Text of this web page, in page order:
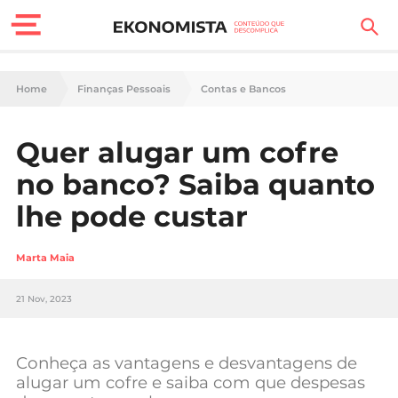
Finanças Pessoais
Carreira
Casa
Lifestyle
Sociedade
Negócios
Home Finanças Pessoais Contas e Bancos
Quer alugar um cofre
no banco? Saiba quanto
lhe pode custar
Marta Maia
21 Nov, 2023
Conheça as vantagens e desvantagens de
alugar um cofre e saiba com que despesas